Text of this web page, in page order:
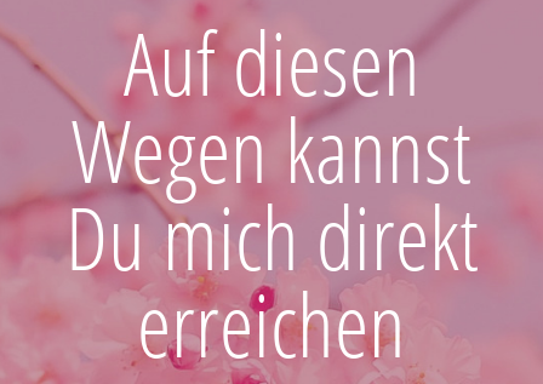
Auf diesen
Wegen kannst
Du mich direkt
erreichen